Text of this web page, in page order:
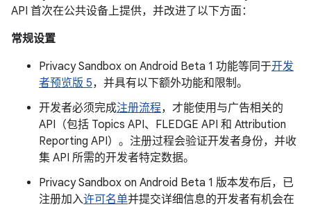
API 首次在公共设备上提供，并改进了以下方面：
常规设置
Privacy Sandbox on Android Beta 1 功能等同于开发
者预览版 5，并具有以下额外功能和限制。
开发者必须完成注册流程，才能使用与广告相关的
API（包括 Topics API、FLEDGE API 和 Attribution
Reporting API）。注册过程会验证开发者身份，并收
集 API 所需的开发者特定数据。
Privacy Sandbox on Android Beta 1 版本发布后，已
注册加入许可名单并提交详细信息的开发者有机会在